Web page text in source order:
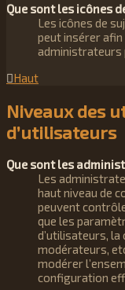
Que sont les icônes
Les icônes de
peut insérer afin
administrateurs
Haut
Niveaux des
d’utilisateurs
Que sont les
Les
haut niveau de
peuvent
que les
d’utilisateurs, la
modérateurs,
modérer
configuration